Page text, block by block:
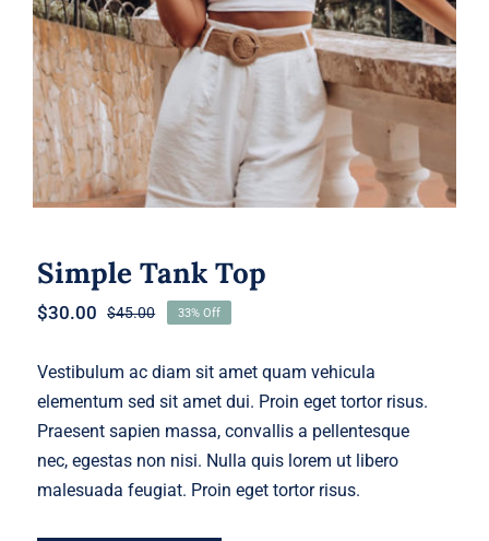
Rated5.00
out of 5
Simple Tank Top
$45.00Original
was:
$30.00
Current
is:
33% Off
Vestibulum ac diam sit amet quam vehicula
elementum sed sit amet dui. Proin eget tortor risus.
Praesent sapien massa, convallis a pellentesque
nec, egestas non nisi. Nulla quis lorem ut libero
malesuada feugiat. Proin eget tortor risus.